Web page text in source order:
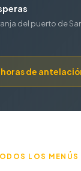
del puerto de
horas de
LOS MENÚS